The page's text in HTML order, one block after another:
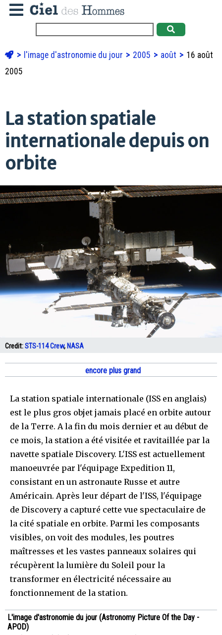
l'image d'astronomie du jour 2005 août
16 août
2005
La station spatiale
internationale depuis on
orbite
Credit:STS-114 Crew, NASA
encore plus grand
La station spatiale internationale (ISS en anglais)
est le plus gros objet jamais placé en orbite autour
de la Terre. A la fin du mois dernier et au début de
ce mois, la station a été visitée et ravitaillée par la
navette spatiale Discovery. L'ISS est actuellement
manoeuvrée par l'équipage Expedition 11,
consistant en un astronaute Russe et autre
Américain. Après leur départ de l'ISS, l'équipage
de Discovery a capturé cette vue spectaculaire de
la cité spatiale en orbite. Parmi les composants
visibles, on voit des modules, les poutres
maîtresses et les vastes panneaux solaires qui
récupèrent la lumière du Soleil pour la
transformer en électricité nécessaire au
fonctionnement de la station.
L'image d'astronomie du jour (Astronomy Picture Of the Day -
APOD)